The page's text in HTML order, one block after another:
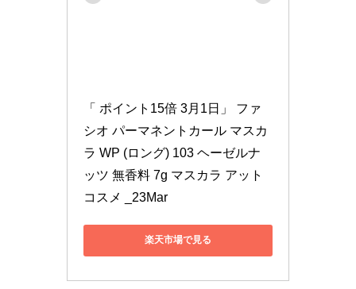
「 ポイント15倍 3月1日」 ファ
シオ パーマネントカール マスカ
ラ WP (ロング) 103 ヘーゼルナ
ッツ 無香料 7g マスカラ アット
コスメ _23Mar
楽天市場で見る